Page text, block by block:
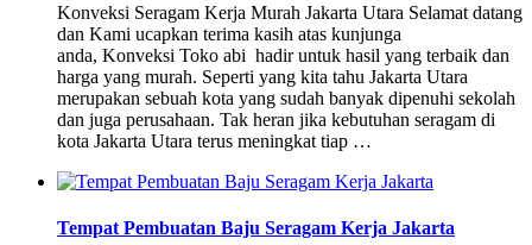
Konveksi Seragam Kerja Murah Jakarta Utara Selamat datang
dan Kami ucapkan terima kasih atas kunjunga
anda, Konveksi Toko abi hadir untuk hasil yang terbaik dan
harga yang murah. Seperti yang kita tahu Jakarta Utara
merupakan sebuah kota yang sudah banyak dipenuhi sekolah
dan juga perusahaan. Tak heran jika kebutuhan seragam di
kota Jakarta Utara terus meningkat tiap …
Tempat Pembuatan Baju Seragam Kerja Jakarta